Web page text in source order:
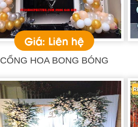
Giá: Liên hệ
CỔNG HOA BONG BÓNG